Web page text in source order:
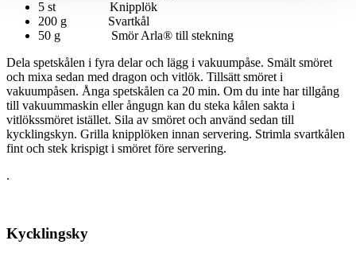
5 st Knipplök
200 g Svartkål
50 g Smör Arla® till stekning
Dela spetskålen i fyra delar och lägg i vakuumpåse. Smält smöret
och mixa sedan med dragon och vitlök. Tillsätt smöret i
vakuumpåsen. Ånga spetskålen ca 20 min. Om du inte har tillgång
till vakuummaskin eller ångugn kan du steka kålen sakta i
vitlökssmöret istället. Sila av smöret och använd sedan till
kycklingskyn. Grilla knipplöken innan servering. Strimla svartkålen
fint och stek krispigt i smöret före servering.
.
Kycklingsky